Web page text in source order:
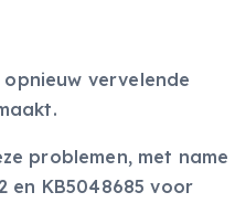
vervelende
problemen, met name
en KB5048685 voor